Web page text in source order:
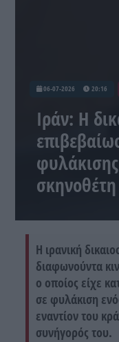
06-07-2026 20:16
Ιράν: Η
Η ιρανική
διαφωνούντα
ο οποίος είχε
σε φυλάκιση
εναντίον του
συνήγορός του.